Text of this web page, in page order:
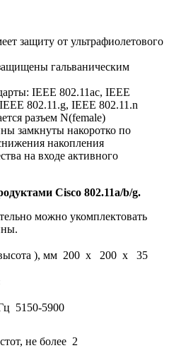
защиту от ультрафиолетового
гальваническим
IEEE 802.11ac, IEEE
802.11.g, IEEE 802.11.n
разъем N(female)
замкнуты накоротко по
накопления
на входе активного
Cisco 802.11a/b/g.
можно укомплектовать
), мм 200 x 200 x 35
5150-5900
не более 2